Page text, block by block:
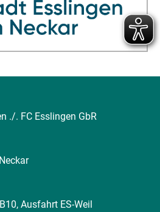
./. FC Esslingen GbR
Ausfahrt ES-Weil